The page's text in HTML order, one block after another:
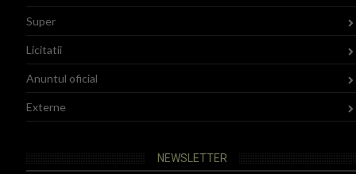
Super
Licitatii
Anuntul oficial
Externe
NEWSLETTER